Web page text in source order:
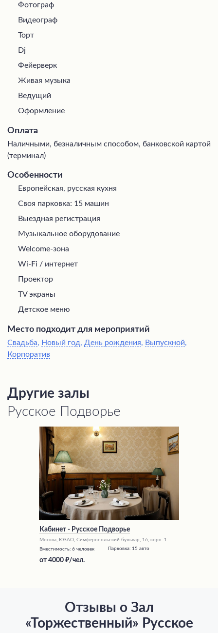
Фотограф
Видеограф
Торт
Dj
Фейерверк
Живая музыка
Ведущий
Оформление
Оплата
Наличными, безналичным способом, банковской картой
(терминал)
Особенности
Европейская, русская кухня
Своя парковка: 15 машин
Выездная регистрация
Музыкальное оборудование
Welcome-зона
Wi-Fi / интернет
Проектор
TV экраны
Детское меню
Место подходит для мероприятий
Свадьба, Новый год, День рождения, Выпускной,
Корпоратив
Другие залы
Русское Подворье
Кабинет - Русское Подворье
Москва, ЮЗАО, Симферопольский бульвар, 16, корп. 1
Вместимость: 6 человек Парковка: 15 авто
от 4000 /чел.
Отзывы о Зал
«Торжественный» Русское